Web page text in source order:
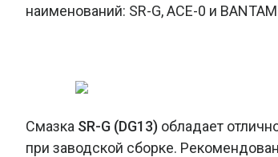
наименований: SR-G, ACE-0 и
Смазка SR-G (DG13) обладает
при заводской сборке.